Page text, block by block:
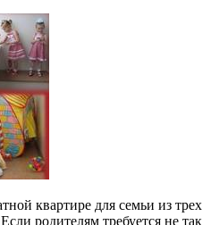
квартире для семьи из трех
родителям требуется не так